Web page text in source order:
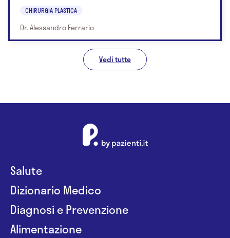
CHIRURGIA PLASTICA
Dr. Alessandro Ferrario
Vedi tutte
Salute
Dizionario Medico
Diagnosi e Prevenzione
Alimentazione